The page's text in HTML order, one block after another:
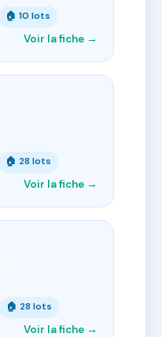
🏠 10 lots
Voir la fiche →
🏠 28 lots
Voir la fiche →
🏠 28 lots
Voir la fiche →